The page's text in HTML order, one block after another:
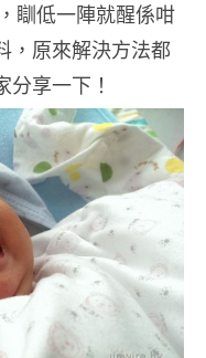
瞓低一陣就醒係咁
，原來解決方法都
享一下！